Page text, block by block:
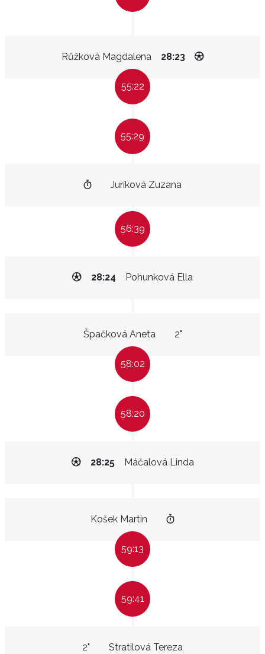
Růžková Magdalena 28:23
55:22
55:29
Juríková Zuzana
56:39
Pohunková Ella
28:24
Špačková Aneta 2"
58:02
58:20
Máčalová Linda
28:25
Košek Martin
59:13
59:41
Stratilová Tereza
2"